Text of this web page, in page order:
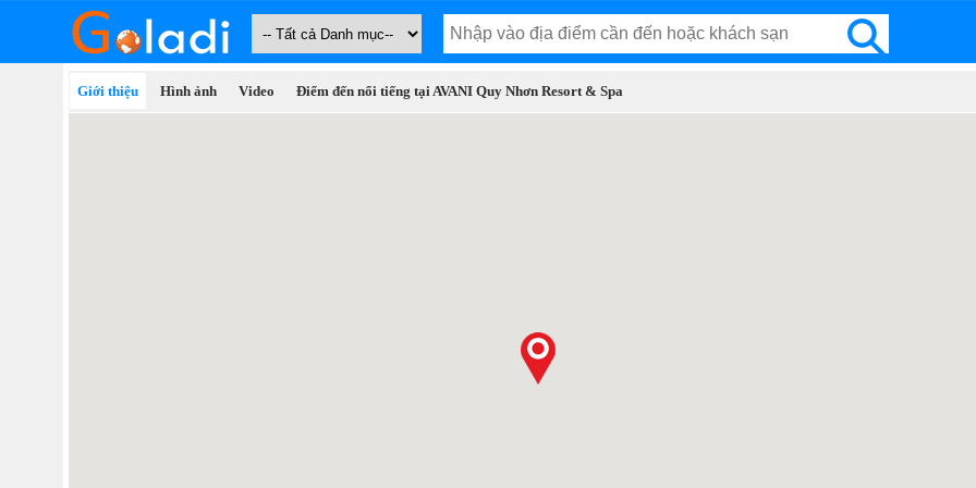
Giới thiệu Hình ảnh Video Điểm đến nổi tiếng tại AVANI Quy Nhơn Resort & Spa